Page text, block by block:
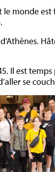
monde est
Il est
se